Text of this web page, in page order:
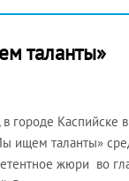
таланты»
в городе
ищем таланты»
жюри во